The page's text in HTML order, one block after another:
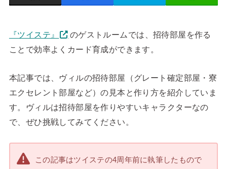
『ツイステ』
のゲストルームでは、招待部屋を作る
ことで効率よくカード育成ができます。
本記事では、ヴィルの招待部屋（グレート確定部屋・寮
エクセレント部屋など）の見本と作り方を紹介していま
す。ヴィルは招待部屋を作りやすいキャラクターなの
で、ぜひ挑戦してみてください。
この記事はツイステの4周年前に執筆したもので